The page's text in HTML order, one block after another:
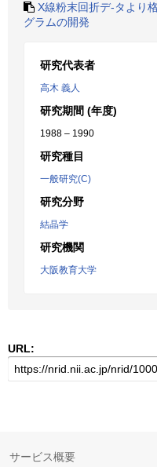
X線粉末回折デ-タより
グラムの開発
研究代表者
高木 義人
研究期間 (年度)
1988 – 1990
研究種目
一般研究(C)
研究分野
結晶学
研究機関
大阪教育大学
URL:
サービス概要